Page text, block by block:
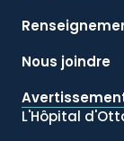
Nous joindre
L'Hôpital